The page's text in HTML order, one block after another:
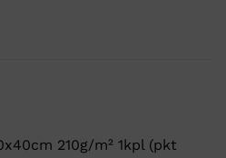
210g/m² 1kpl (pkt